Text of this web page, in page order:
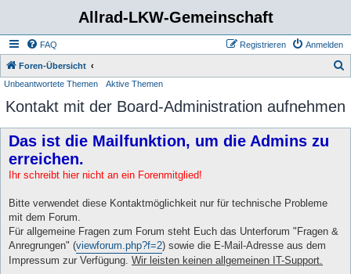
Allrad-LKW-Gemeinschaft
FAQ Anmelden
Registrieren
Foren-Übersicht
Unbeantwortete Themen Aktive Themen
Kontakt mit der Board-Administration aufnehmen
Das ist die Mailfunktion, um die Admins zu
erreichen.
Ihr schreibt hier nicht an ein Forenmitglied!
Bitte verwendet diese Kontaktmöglichkeit nur für technische Probleme
mit dem Forum.
Für allgemeine Fragen zum Forum steht Euch das Unterforum "Fragen &
Anregrungen" (viewforum.php?f=2) sowie die E-Mail-Adresse aus dem
Impressum zur Verfügung. Wir leisten keinen allgemeinen IT-Support.